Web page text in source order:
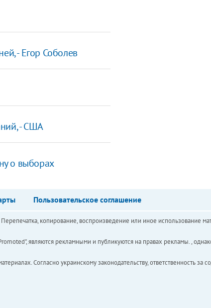
- Егор Соболев
- США
о выборах
Пользовательское соглашение
копирование, воспроизведение или иное использование
являются рекламными и публикуются на правах рекламы. ,
Согласно украинскому законодательству, ответственность за